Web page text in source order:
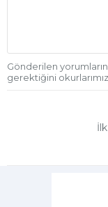
Gönderilen
gerektiğini